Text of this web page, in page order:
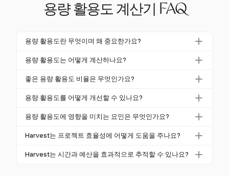
용량 활용도 계산기 FAQ
용량 활용도란 무엇이며 왜 중요한가요?
용량 활용도는 기업의 잠재적 생산량이 얼마나 사용되
용을 평가하는 데 중요합니다. 최적의 활용도는 수익성
장을 나타냅니다.
용량 활용도는 어떻게 계산하나요?
용량 활용도를 계산하려면 실제 생산량을 최대 가능한
22,000개의 용량에 대해 18,000개의 제품을 생산하는
니다.
좋은 용량 활용도 비율은 무엇인가요?
제조업에서 좋은 용량 활용도 비율은 일반적으로 80%
화에 대한 여유를 허용하면서 효율성을 유지합니다. 7
상의 비율은 과도한 부담을 나타낼 수 있습니다.
용량 활용도를 어떻게 개선할 수 있나요?
용량 활용도를 개선하려면 장기간에 걸쳐 정확한 데이
수요가 낮은 시간에 맞춰 조정합니다. 예측을 향상시켜
투자합니다.
용량 활용도에 영향을 미치는 요인은 무엇인가요?
기계 유지보수 및 인력 생산성과 같은 내부 요인과 시
도에 영향을 미칩니다. 이러한 요소를 이해하는 것은
Harvest는 프로젝트 효율성에 어떻게 도움을 주나요?
Harvest는 예정된 시간과 실제 시간을 추적하여 프로
Harvest는 시간과 예산을 효과적으로 추적할 수 있나요?